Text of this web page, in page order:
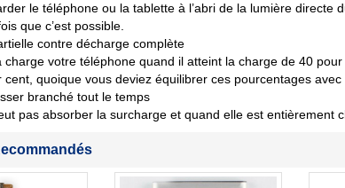
le téléphone ou la tablette à l’abri de la lumière directe
que c’est possible.
contre décharge complète
charge votre téléphone quand il atteint la charge de 40
quoique vous deviez équilibrer ces pourcentages avec
branché tout le temps
pas absorber la surcharge et quand elle est entièrement